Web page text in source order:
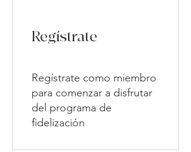
Regístrate
Regístrate como miembro
para comenzar a disfrutar
del programa de
fidelización